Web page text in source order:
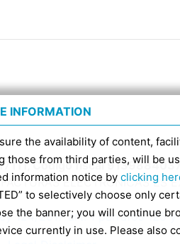
Código fiscal
ELECTRÓNICAS ES
124/2017 art. 1 párrafos 125 y
INFORMATION
the availability of content,
those from third parties, will be
information notice by clicking
to selectively choose only
the banner; you will continue
currently in use. Please also